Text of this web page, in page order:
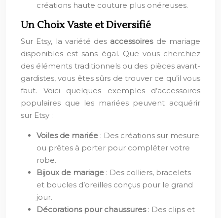
créations haute couture plus onéreuses.
Un Choix Vaste et Diversifié
Sur Etsy, la variété des accessoiresde mariage
disponibles est sans égal. Que vous cherchiez
des éléments traditionnels ou des pièces avant-
gardistes, vous êtes sûrs de trouver ce qu’il vous
faut. Voici quelques exemples d’accessoires
populaires que les mariées peuvent acquérir
sur Etsy :
Voiles de mariée : Des créations sur mesure
ou prêtes à porter pour compléter votre
robe.
Bijoux de mariage : Des colliers, bracelets
et boucles d’oreilles conçus pour le grand
jour.
Décorations pour chaussures: Des clips et